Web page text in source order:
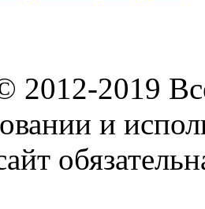
2012-2019
и